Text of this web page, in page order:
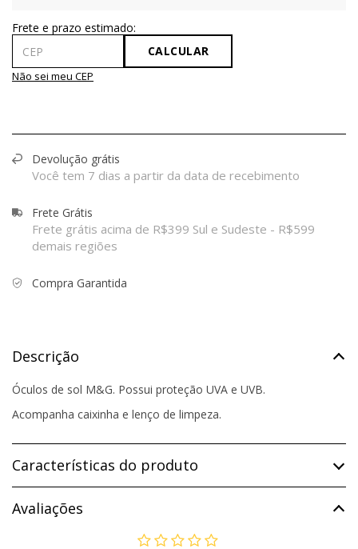
Não sei meu CEP
CALCULAR
Devolução grátis
Você tem 7 dias a partir da data de recebimento
Frete Grátis
Frete grátis acima de R$399 Sul e Sudeste - R$599
demais regiões
Compra Garantida
Descrição
Óculos de sol M&G. Possui proteção UVA e UVB.
Acompanha caixinha e lenço de limpeza.
Características do produto
Avaliações